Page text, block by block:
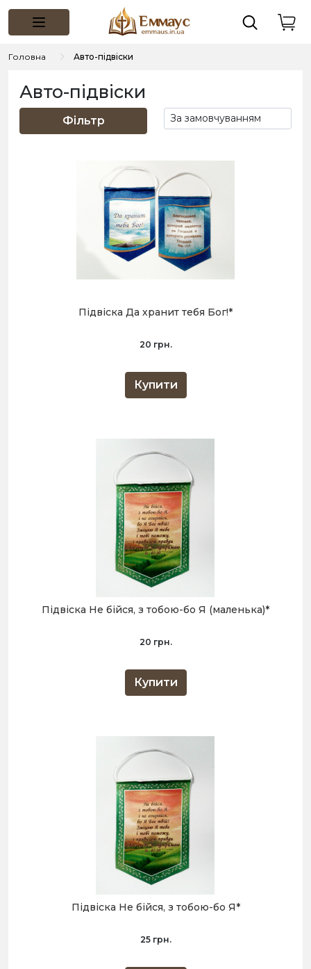
Головна Авто-підвіски
Авто-підвіски
Фільтр
Підвіска Да хранит тебя Бог!*
20 грн.
Купити
Підвіска Не бійся, з тобою-бо Я (маленька)*
20 грн.
Купити
Підвіска Не бійся, з тобою-бо Я*
25 грн.